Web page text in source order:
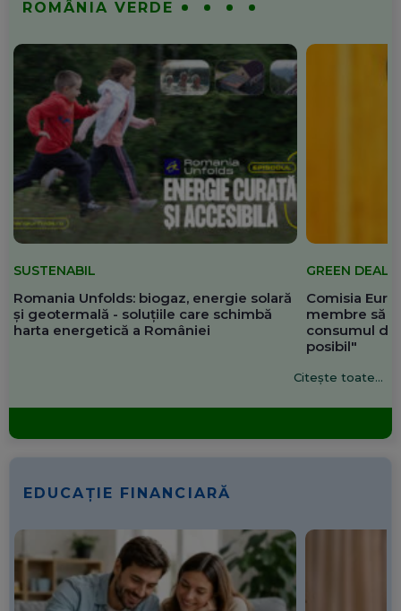
ROMÂNIA VERDE
SUSTENABIL
Romania Unfolds: biogaz, energie solară
și geotermală - soluțiile care schimbă
harta energetică a României
GREEN DEAL
Comisia
membre să
consumul de
posibil"
Citește toate...
EDUCAȚIE FINANCIARĂ